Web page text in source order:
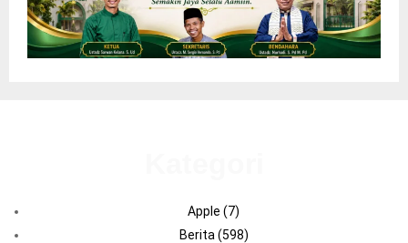
Apple (7)
Berita (598)